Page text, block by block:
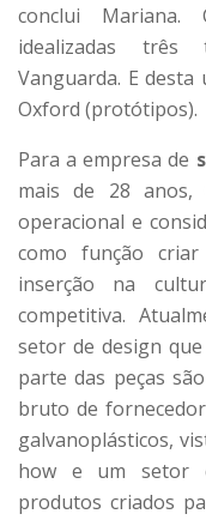
conclui Mariana.
idealizadas três
Vanguarda. E
Oxford (protótipos).
Para a empresa de
mais de 28 anos,
operacional e
como função
inserção na
competitiva.
setor de design
parte das peças
bruto de
galvanoplásticos,
how e um setor
produtos criados